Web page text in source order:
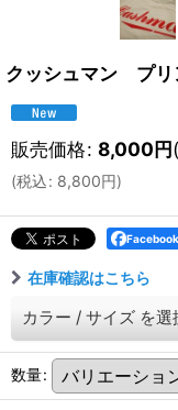
クッシュマン プ
販売価格: 8,000円
(税込: 8,800円)
在庫確認はこちら
カラー / サイズ を選
数量: